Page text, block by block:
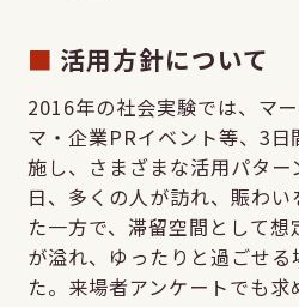
活用方針について
2016年の社会実験では、マ
マ・企業PRイベント等、3
施し、さまざまな活用パタ
日、多くの人が訪れ、賑わ
た一方で、滞留空間として
が溢れ、ゆったりと過ごせ
た。来場者アンケートでも